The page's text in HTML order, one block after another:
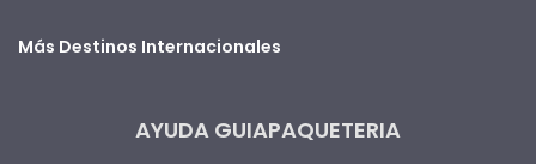
Más Destinos Internacionales
AYUDA GUIAPAQUETERIA